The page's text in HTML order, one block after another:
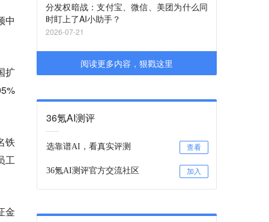
中
扩
铁
工
金
分发权暗战：支付宝、微信、美团为什么同
时盯上了AI小助手？
2026-07-21
阅读更多内容，狠戳这里
36氪AI测评
选靠谱AI，看真实评测 查看
36氪AI测评官方交流社区 加入